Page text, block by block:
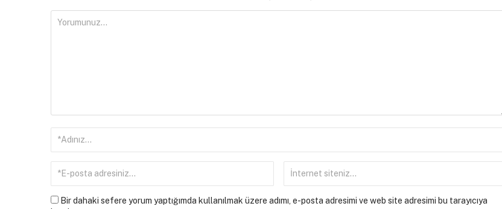
Bir dahaki sefere yorum yaptığımda kullanılmak üzere adımı, e-posta adresimi ve web site adresimi bu tarayıcıya